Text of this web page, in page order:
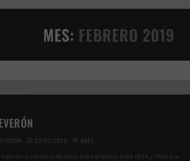
TERRENALMES: FEBRERO 2019
FICCIÓN 23/02/2019 8691
trata de una historia de amor que transcurre entre 1924 y 1954 a la